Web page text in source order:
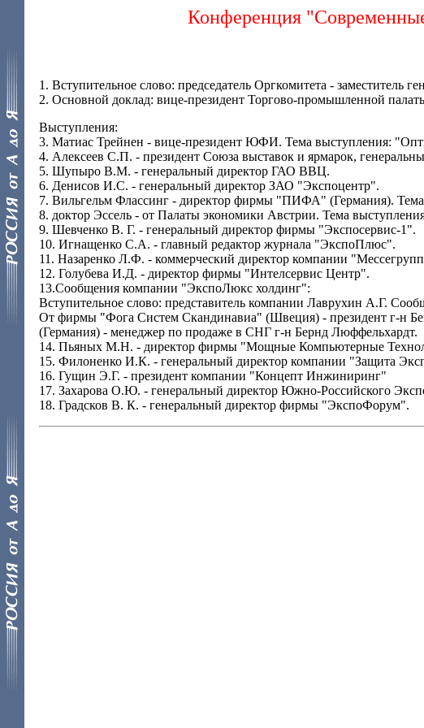
Конференция
1. Вступительное слово: председатель Оргкомитета -
2. Основной доклад: вице-президент Торгово-промышленной
Выступления:
3. Матиас Трейнен - вице-президент ЮФИ. Тема выступления:
4. Алексеев С.П. - президент Союза выставок и ярмарок,
5. Шупыро В.М. - генеральный директор ГАО ВВЦ.
6. Денисов И.С. - генеральный директор ЗАО "Экспоцентр".
7. Вильгельм Флассинг - директор фирмы "ПИФА" (Германия).
8. доктор Эссель - от Палаты экономики Австрии. Тема
9. Шевченко В. Г. - генеральный директор фирмы "Экспосервис-1".
10. Игнащенко С.А. - главный редактор журнала "ЭкспоПлюс".
11. Назаренко Л.Ф. - коммерческий директор компании
12. Голубева И.Д. - директор фирмы "Интелсервис Центр".
13.Сообщения компании "ЭкспоЛюкс холдинг":
Вступительное слово: представитель компании Лаврухин А.Г.
От фирмы "Фога Систем Скандинавиа" (Швеция) - президент г-н
(Германия) - менеджер по продаже в СНГ г-н Бернд Люффельхардт.
14. Пьяных М.Н. - директор фирмы "Мощные Компьютерные
15. Филоненко И.К. - генеральный директор компании "Защита
16. Гущин Э.Г. - президент компании "Концепт Инжиниринг"
17. Захарова О.Ю. - генеральный директор Южно-Российского
18. Градсков В. К. - генеральный директор фирмы "ЭкспоФорум".